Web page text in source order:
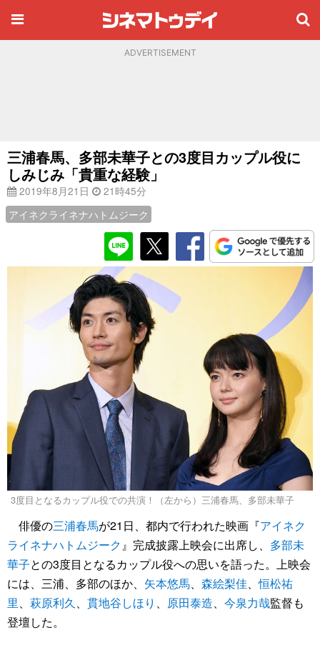
ADVERTISEMENT
三浦春馬、多部未華子との3度目カップル役に
しみじみ「貴重な経験」
2019年8月21日
21時45分
アイネクライネナハトムジーク
3度目となるカップル役での共演！（左から）三浦春馬、多部未華子
俳優の三浦春馬が21日、都内で行われた映画『アイネク
ライネナハトムジーク』完成披露上映会に出席し、 多部未
華子との3度目となるカップル役への思いを語った。上映会
には、三浦、多部のほか、 矢本悠馬、 森絵梨佳、恒松祐
里、 萩原利久、 貫地谷しほり 、 原田泰造、 今泉力哉監督も
登壇した。